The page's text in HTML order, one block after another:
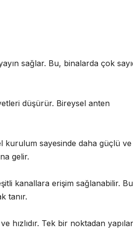
sağlar. Bu, binalarda çok
düşürür. Bireysel anten
kurulum sayesinde daha güçlü ve
gelir.
kanallara erişim sağlanabilir.
tanır.
hızlıdır. Tek bir noktadan